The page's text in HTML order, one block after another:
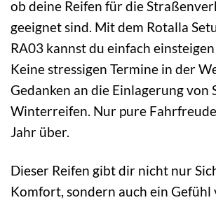
ob deine Reifen für die
geeignet sind. Mit dem Rotalla
RA03 kannst du einfach
Keine stressigen Termine in der
Gedanken an die Einlagerung von
Winterreifen. Nur pure
Jahr über.
Dieser Reifen gibt dir nicht nur
Komfort, sondern auch ein Gefühl